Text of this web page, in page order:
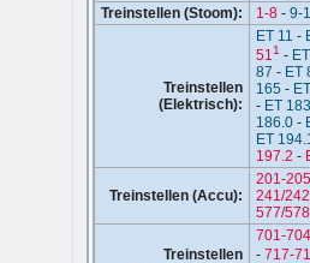
Treinstellen (Stoom):
1-8- 9-
Treinstellen
(Elektrisch):
ET 11 -
51 1 -
87 - ET
165 -
- ET 183
186.0-
ET
197.2 -
Treinstellen (Accu):
201-205
241/
577/578
Treinstellen
701-704
- 717-